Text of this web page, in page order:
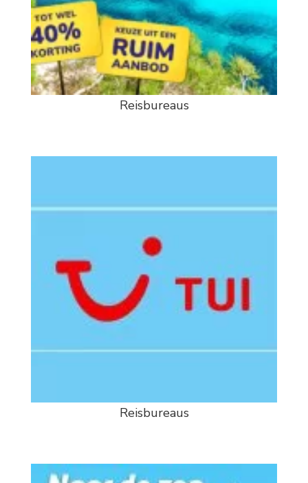
Reisbureaus
Reisbureaus